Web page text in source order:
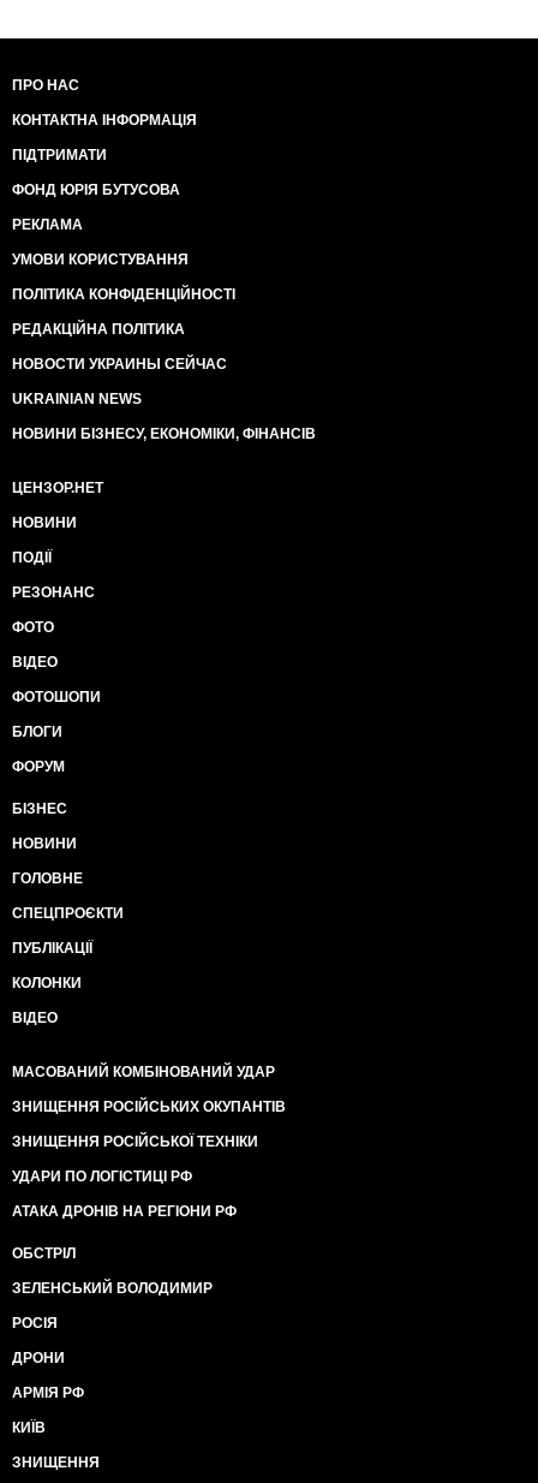
ПРО НАС
КОНТАКТНА ІНФОРМАЦІЯ
ПІДТРИМАТИ
ФОНД ЮРІЯ БУТУСОВА
РЕКЛАМА
УМОВИ КОРИСТУВАННЯ
ПОЛІТИКА КОНФІДЕНЦІЙНОСТІ
РЕДАКЦІЙНА ПОЛІТИКА
НОВОСТИ УКРАИНЫ СЕЙЧАС
UKRAINIAN NEWS
НОВИНИ БІЗНЕСУ, ЕКОНОМІКИ, ФІНАНСІВ
ЦЕНЗОР.НЕТ
НОВИНИ
ПОДІЇ
РЕЗОНАНС
ФОТО
ВІДЕО
ФОТОШОПИ
БЛОГИ
ФОРУМ
БІЗНЕС
НОВИНИ
ГОЛОВНЕ
СПЕЦПРОЄКТИ
ПУБЛІКАЦІЇ
КОЛОНКИ
ВІДЕО
МАСОВАНИЙ КОМБІНОВАНИЙ УДАР
ЗНИЩЕННЯ РОСІЙСЬКИХ ОКУПАНТІВ
ЗНИЩЕННЯ РОСІЙСЬКОЇ ТЕХНІКИ
УДАРИ ПО ЛОГІСТИЦІ РФ
АТАКА ДРОНІВ НА РЕГІОНИ РФ
ОБСТРІЛ
ЗЕЛЕНСЬКИЙ ВОЛОДИМИР
РОСІЯ
ДРОНИ
АРМІЯ РФ
КИЇВ
ЗНИЩЕННЯ